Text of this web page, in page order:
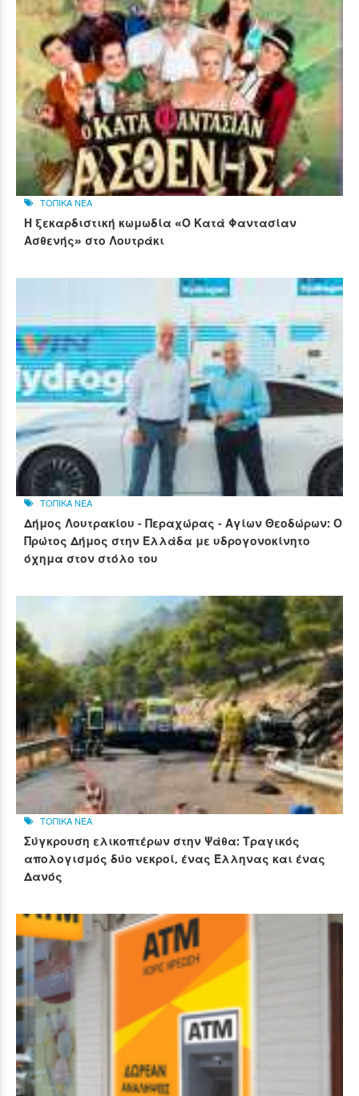
ΤΟΠΙΚΑ ΝΕΑ
Η ξεκαρδιστική κωμωδία «Ο Κατά Φαντασίαν
Ασθενής» στο Λουτράκι
ΤΟΠΙΚΑ ΝΕΑ
Δήμος Λουτρακίου - Περαχώρας - Αγίων Θεοδώρων: Ο
Πρώτος Δήμος στην Ελλάδα με υδρογονοκίνητο
όχημα στον στόλο του
ΤΟΠΙΚΑ ΝΕΑ
Σύγκρουση ελικοπτέρων στην Ψάθα: Τραγικός
απολογισμός δύο νεκροί, ένας Έλληνας και ένας
Δανός